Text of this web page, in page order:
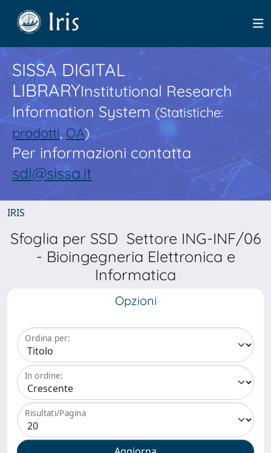
SISSA DIGITAL
LIBRARYInstitutional Research
Information System(Statistiche:
prodotti,OA)
Per informazioni contatta
sdl@sissa.it
IRIS
Sfoglia per SSD Settore ING-INF/06
- Bioingegneria Elettronica e
Informatica
Opzioni
Ordina per:
In ordine:
Risultati/Pagina